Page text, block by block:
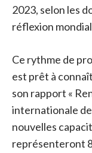
2023, selon les
réflexion
Ce rythme de
est prêt à
son rapport «
internationale
nouvelles
représenteront